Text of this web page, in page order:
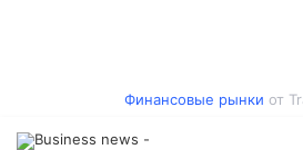
Финансовые рынки от